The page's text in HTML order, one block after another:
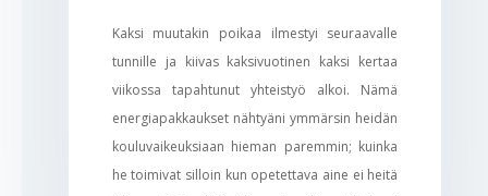
Kaksi muutakin poikaa ilmestyi seuraavalle
tunnille ja kiivas kaksivuotinen kaksi kertaa
viikossa tapahtunut yhteistyö alkoi. Nämä
energiapakkaukset nähtyäni ymmärsin heidän
kouluvaikeuksiaan hieman paremmin; kuinka
he toimivat silloin kun opetettava aine ei heitä